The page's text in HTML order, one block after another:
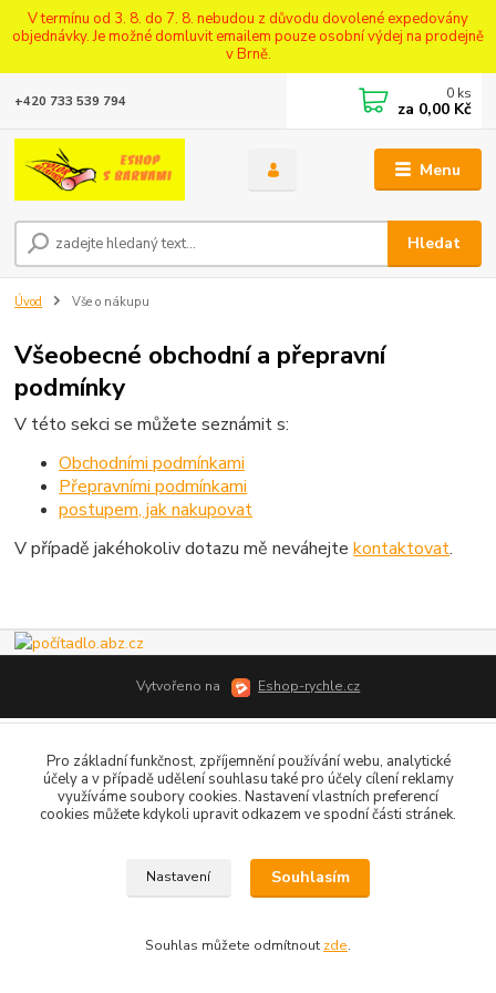
V termínu od 3. 8. do 7. 8. nebudou z důvodu dovolené expedovány
objednávky. Je možné domluvit emailem pouze osobní výdej na prodejně
v Brně.
Menu
Hledat
+420 733 539 794 0 ks
za 0,00 Kč
Úvod Vše o nákupu
Všeobecné obchodní a přepravní
podmínky
V této sekci se můžete seznámit s:
Obchodními podmínkami
Přepravními podmínkami
postupem, jak nakupovat
V případě jakéhokoliv dotazu mě neváhejtekontaktovat.
Vytvořeno na Eshop-rychle.cz
Pro základní funkčnost, zpříjemnění používání webu, analytické
účely a v případě udělení souhlasu také pro účely cílení reklamy
využíváme soubory cookies. Nastavení vlastních preferencí
cookies můžete kdykoli upravit odkazem ve spodní části stránek.
Nastavení Souhlasím
Souhlas můžete odmítnout zde.